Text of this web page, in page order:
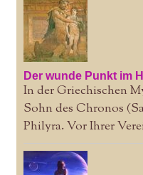
Der wunde Punkt im
In der Griechischen
Sohn des Chronos
Philyra. Vor Ihrer